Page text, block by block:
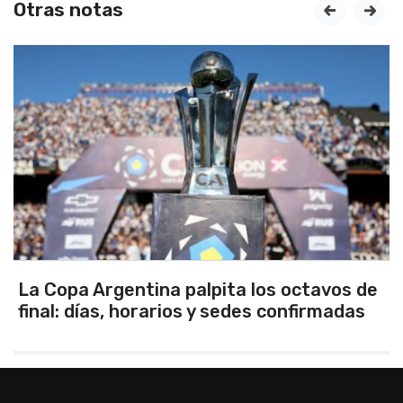
Otras notas
La Copa Argentina palpita los octavos de
final: días, horarios y sedes confirmadas
prev next